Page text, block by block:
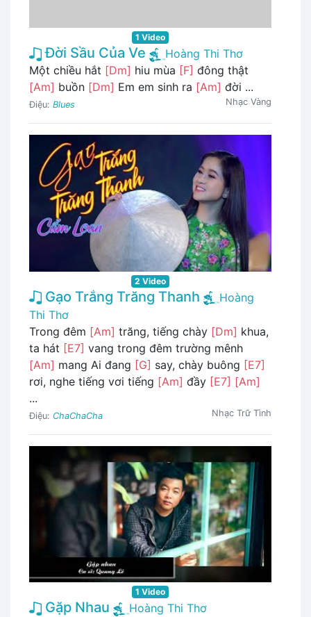
1 Video
Đời Sầu Của Ve
Hoàng Thi Thơ
Một chiều hắt [Dm] hiu mùa [F] đông thật
[Am] buồn [Dm] Em em sinh ra [Am] đời ...
Điệu: Blues Nhạc Vàng
2 Video
Gạo Trắng Trăng Thanh
Hoàng
Thi Thơ
Trong đêm [Am] trăng, tiếng chày [Dm] khua,
ta hát [E7] vang trong đêm trường mênh
[Am] mang Ai đang [G] say, chày buông [E7]
rơi, nghe tiếng vơi tiếng [Am] đầy [E7] [Am]
...
Điệu: ChaChaCha Nhạc Trữ Tình
1 Video
Gặp Nhau
Hoàng Thi Thơ